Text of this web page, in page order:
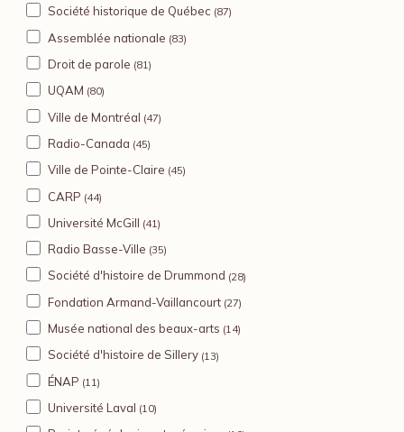
Société historique de Québec (87)
Assemblée nationale (83)
Droit de parole (81)
UQAM (80)
Ville de Montréal (47)
Radio-Canada (45)
Ville de Pointe-Claire (45)
CARP (44)
Université McGill (41)
Radio Basse-Ville (35)
Société d'histoire de Drummond (28)
Fondation Armand-Vaillancourt (27)
Musée national des beaux-arts (14)
Société d'histoire de Sillery (13)
ÉNAP (11)
Université Laval (10)